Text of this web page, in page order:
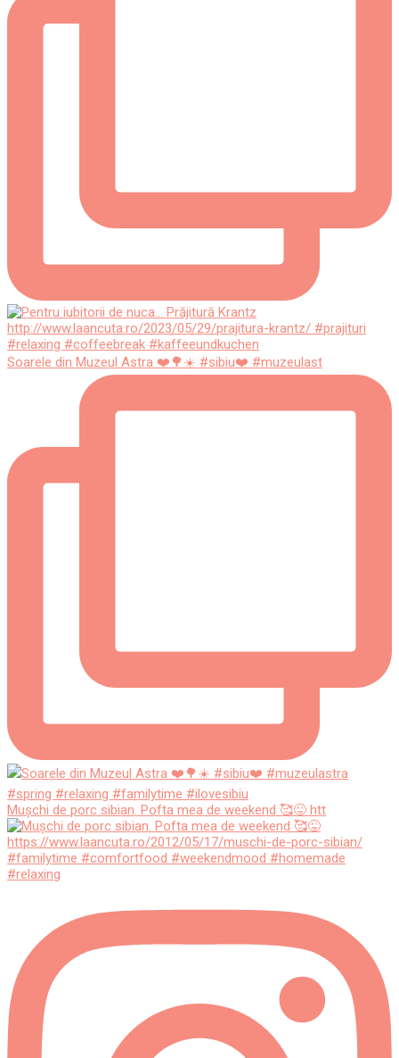
Soarele din Muzeul Astra ❤️🌳☀️ #sibiu❤️ #muzeulast
Mușchi de porc sibian. Pofta mea de weekend 🥰😜 htt